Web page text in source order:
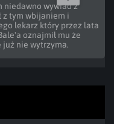
niedawno wywiad z
z tym wbijaniem i
lekarz który przez lata
oznajmił mu że
nie wytrzyma.